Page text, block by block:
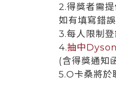
2.得獎者需
如有填寫錯
3.每人限制
4.抽中
(含得獎通知
5.O卡桑將於